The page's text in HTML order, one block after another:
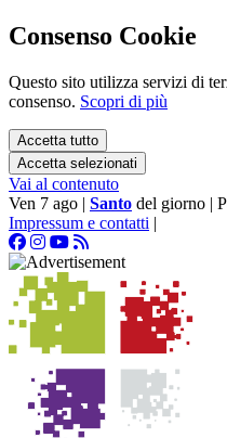
Consenso Cookie
Questo sito utilizza servizi di
consenso. Scopri di più
Accetta tutto
Accetta selezionati
Vai al contenuto
Ven 7 ago | Santo del giorno |
Impressum e contatti |